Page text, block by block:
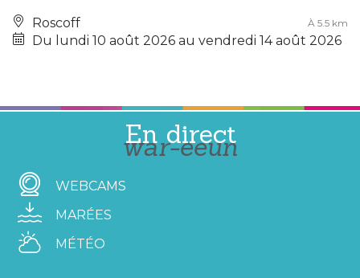
Roscoff À 5.5 km
Du lundi 10 août 2026 au vendredi 14 août 2026
En direct
war-eeun
WEBCAMS
MARÉES
MÉTÉO